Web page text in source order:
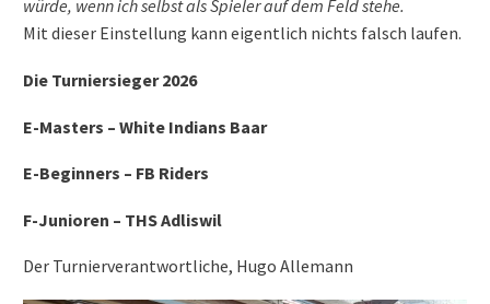
würde, wenn ich selbst als Spieler auf dem Feld stehe.
Mit dieser Einstellung kann eigentlich nichts falsch laufen.
Die Turniersieger 2026
E-Masters – White Indians Baar
E-Beginners – FB Riders
F-Junioren – THS Adliswil
Der Turnierverantwortliche, Hugo Allemann